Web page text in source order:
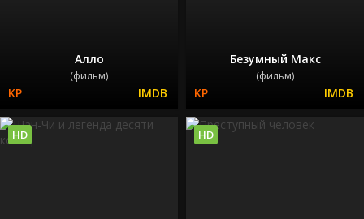
Алло
(фильм)
Безумный Макс
(фильм)
HD HD